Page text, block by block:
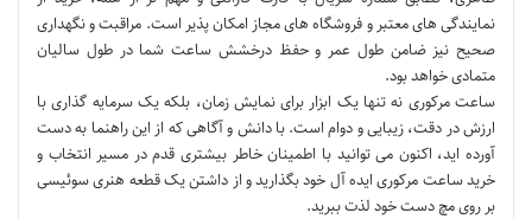
نمایندگی های معتبر و فروشگاه های مجاز امکان پذیر است. مراقبت و نگهداری
صحیح نیز ضامن طول عمر و حفظ درخشش ساعت شما در طول سالیان
متمادی خواهد بود.
ساعت مرکوری نه تنها یک ابزار برای نمایش زمان، بلکه یک سرمایه گذاری با
ارزش در دقت، زیبایی و دوام است. با دانش و آگاهی که از این راهنما به دست
آورده اید، اکنون می توانید با اطمینان خاطر بیشتری قدم در مسیر انتخاب و
خرید ساعت مرکوری ایده آل خود بگذارید و از داشتن یک قطعه هنری سوئیسی
بر روی مچ دست خود لذت ببرید.